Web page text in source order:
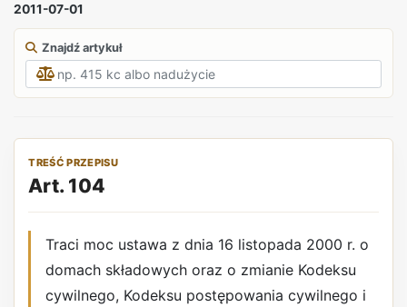
2011-07-01
Znajdź artykuł
TREŚĆ PRZEPISU
Art. 104
Traci moc ustawa z dnia 16 listopada 2000 r. o
domach składowych oraz o zmianie Kodeksu
cywilnego, Kodeksu postępowania cywilnego i